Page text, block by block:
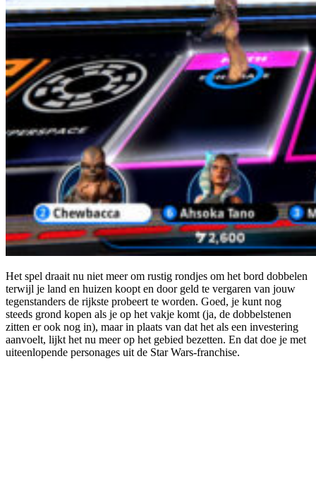
Het spel draait nu niet meer om rustig rondjes om het bord dobbelen
terwijl je land en huizen koopt en door geld te vergaren van jouw
tegenstanders de rijkste probeert te worden. Goed, je kunt nog
steeds grond kopen als je op het vakje komt (ja, de dobbelstenen
zitten er ook nog in), maar in plaats van dat het als een investering
aanvoelt, lijkt het nu meer op het gebied bezetten. En dat doe je met
uiteenlopende personages uit de Star Wars-franchise.